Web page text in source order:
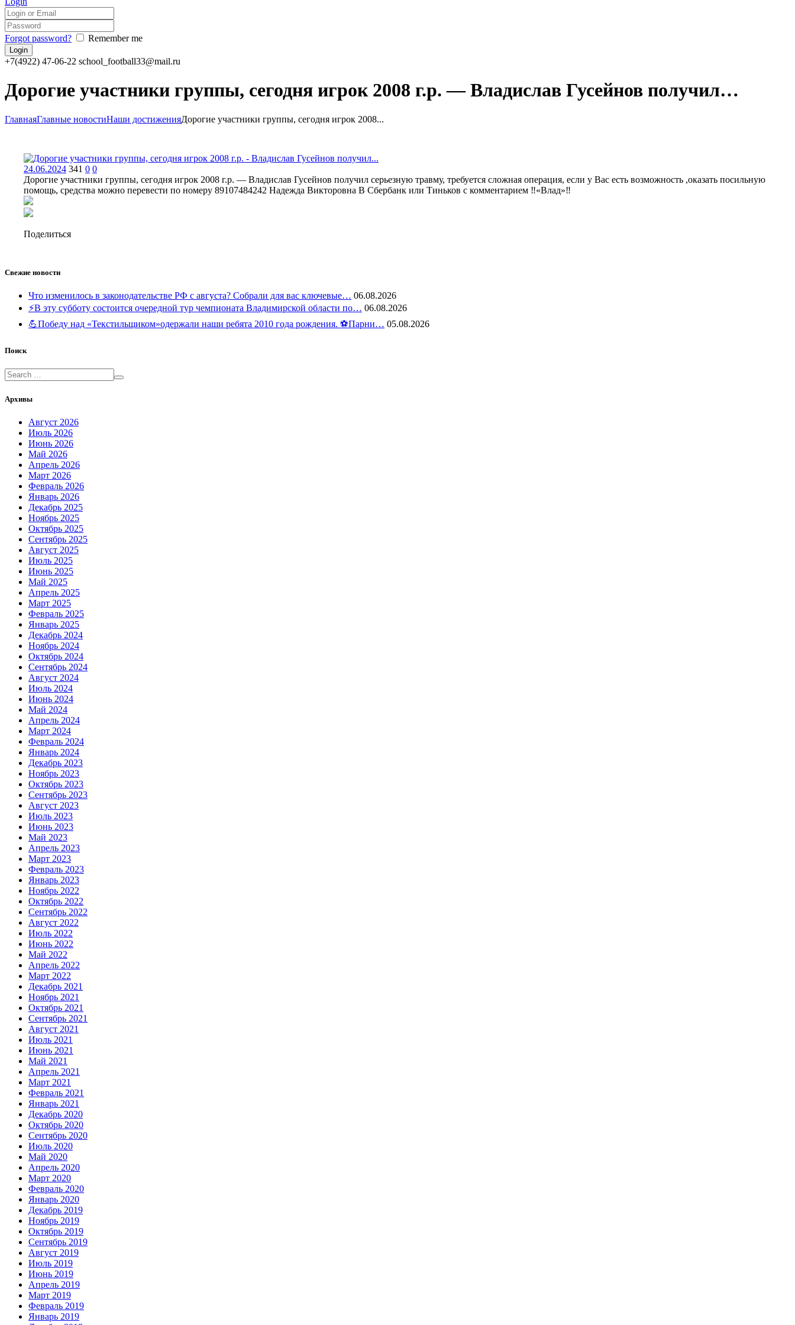
Forgot password? Remember me
+7(4922) 47-06-22 school_football33@mail.ru
Дорогие участники группы, сегодня игрок 2008 г.р. — Владислав Гусейнов получил…
ГлавнаяГлавные новостиНаши достиженияДорогие участники группы, сегодня игрок 2008...
24.06.2024 341 0 0
Дорогие участники группы, сегодня игрок 2008 г.р. — Владислав Гусейнов получил серьезную травму, требуется сложная операция, если у Вас есть возможность ,оказать посильную
помощь, средства можно перевести по номеру 89107484242 Надежда Викторовна В Сбербанк или Тиньков с комментарием ‼️«Влад»‼️
Поделиться
Свежие новости
Что изменилось в законодательстве РФ с августа? Собрали для вас ключевые… 06.08.2026
⚡В эту субботу состоится очередной тур чемпионата Владимирской области по… 06.08.2026
💪Победу над «Текстильщиком»одержали наши ребята 2010 года рождения. ⚽️Парни… 05.08.2026
Поиск
Архивы
Август 2026
Июль 2026
Июнь 2026
Май 2026
Апрель 2026
Март 2026
Февраль 2026
Январь 2026
Декабрь 2025
Ноябрь 2025
Октябрь 2025
Сентябрь 2025
Август 2025
Июль 2025
Июнь 2025
Май 2025
Апрель 2025
Март 2025
Февраль 2025
Январь 2025
Декабрь 2024
Ноябрь 2024
Октябрь 2024
Сентябрь 2024
Август 2024
Июль 2024
Июнь 2024
Май 2024
Апрель 2024
Март 2024
Февраль 2024
Январь 2024
Декабрь 2023
Ноябрь 2023
Октябрь 2023
Сентябрь 2023
Август 2023
Июль 2023
Июнь 2023
Май 2023
Апрель 2023
Март 2023
Февраль 2023
Январь 2023
Ноябрь 2022
Октябрь 2022
Сентябрь 2022
Август 2022
Июль 2022
Июнь 2022
Май 2022
Апрель 2022
Март 2022
Декабрь 2021
Ноябрь 2021
Октябрь 2021
Сентябрь 2021
Август 2021
Июль 2021
Июнь 2021
Май 2021
Апрель 2021
Март 2021
Февраль 2021
Январь 2021
Декабрь 2020
Октябрь 2020
Сентябрь 2020
Июль 2020
Май 2020
Апрель 2020
Март 2020
Февраль 2020
Январь 2020
Декабрь 2019
Ноябрь 2019
Октябрь 2019
Сентябрь 2019
Август 2019
Июль 2019
Июнь 2019
Апрель 2019
Март 2019
Февраль 2019
Январь 2019